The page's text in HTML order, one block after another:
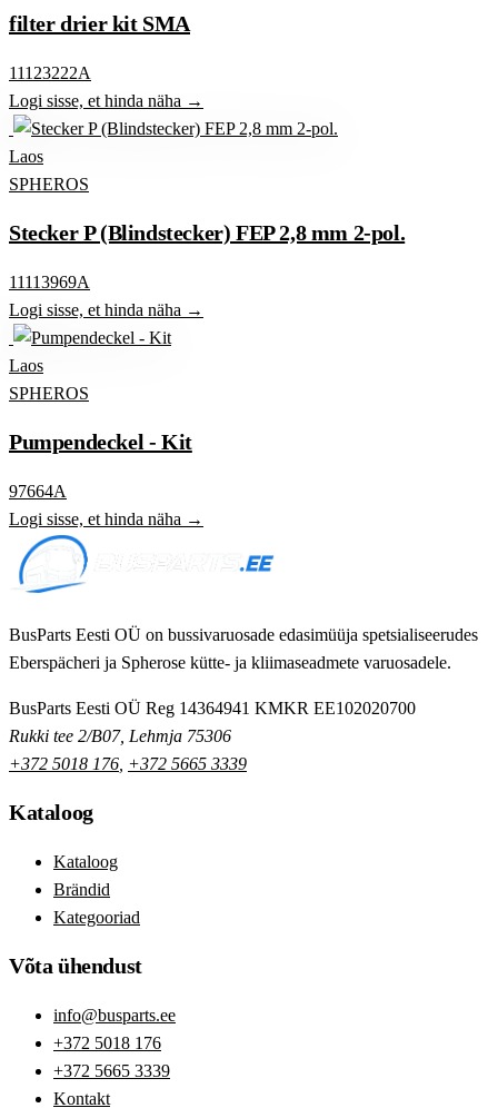
filter drier kit SMA
11123222A
Logi sisse, et hinda näha →
Laos
SPHEROS
Stecker P (Blindstecker) FEP 2,8 mm 2-pol.
11113969A
Logi sisse, et hinda näha →
Laos
SPHEROS
Pumpendeckel - Kit
97664A
Logi sisse, et hinda näha →
BusParts Eesti OÜ on bussivaruosade edasimüüja spetsialiseerudes
Eberspächeri ja Spherose kütte- ja kliimaseadmete varuosadele.
BusParts Eesti OÜ Reg 14364941 KMKR EE102020700
Rukki tee 2/B07, Lehmja 75306
+372 5018 176 +372 5665 3339
Kataloog
Kataloog
Brändid
Kategooriad
Võta ühendust
info@busparts.ee
+372 5018 176
+372 5665 3339
Kontakt